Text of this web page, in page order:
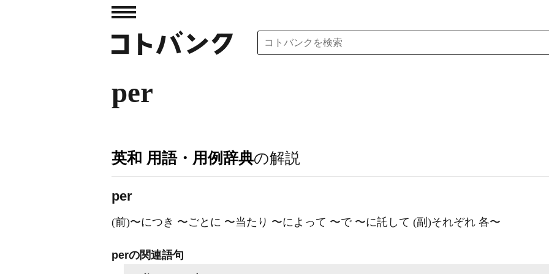
per
英和 用語・用例辞典の解説
per
(前)〜につき 〜ごとに 〜当たり 〜によって 〜で 〜に託して (副)それぞれ 各〜
perの関連語句